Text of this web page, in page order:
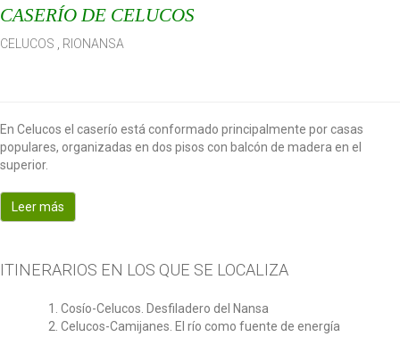
i
CASERÍO DE CELUCOS
CELUCOS RIONANSA
En Celucos el caserío está conformado principalmente por casas
populares, organizadas en dos pisos con balcón de madera en el
superior.
Leer más
ITINERARIOS EN LOS QUE SE LOCALIZA
Cosío-Celucos. Desfiladero del Nansa
Celucos-Camijanes. El río como fuente de energía